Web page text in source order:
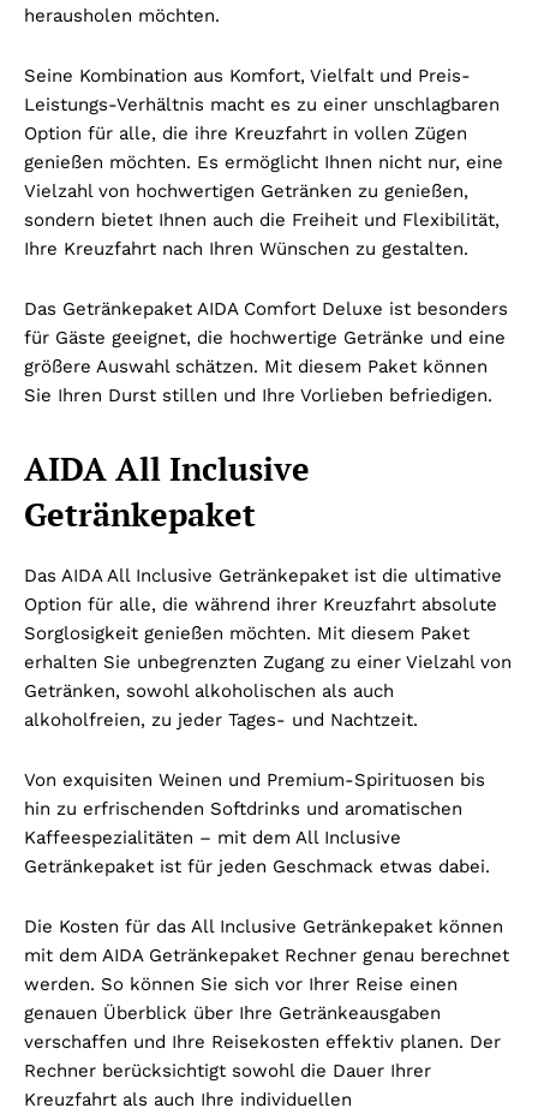
herausholen möchten.
Seine Kombination aus Komfort, Vielfalt und Preis-
Leistungs-Verhältnis macht es zu einer unschlagbaren
Option für alle, die ihre Kreuzfahrt in vollen Zügen
genießen möchten. Es ermöglicht Ihnen nicht nur, eine
Vielzahl von hochwertigen Getränken zu genießen,
sondern bietet Ihnen auch die Freiheit und Flexibilität,
Ihre Kreuzfahrt nach Ihren Wünschen zu gestalten.
Das Getränkepaket AIDA Comfort Deluxe ist besonders
für Gäste geeignet, die hochwertige Getränke und eine
größere Auswahl schätzen. Mit diesem Paket können
Sie Ihren Durst stillen und Ihre Vorlieben befriedigen.
AIDA All Inclusive
Getränkepaket
Das AIDA All Inclusive Getränkepaket ist die ultimative
Option für alle, die während ihrer Kreuzfahrt absolute
Sorglosigkeit genießen möchten. Mit diesem Paket
erhalten Sie unbegrenzten Zugang zu einer Vielzahl von
Getränken, sowohl alkoholischen als auch
alkoholfreien, zu jeder Tages- und Nachtzeit.
Von exquisiten Weinen und Premium-Spirituosen bis
hin zu erfrischenden Softdrinks und aromatischen
Kaffeespezialitäten – mit dem All Inclusive
Getränkepaket ist für jeden Geschmack etwas dabei.
Die Kosten für das All Inclusive Getränkepaket können
mit dem AIDA Getränkepaket Rechner genau berechnet
werden. So können Sie sich vor Ihrer Reise einen
genauen Überblick über Ihre Getränkeausgaben
verschaffen und Ihre Reisekosten effektiv planen. Der
Rechner berücksichtigt sowohl die Dauer Ihrer
Kreuzfahrt als auch Ihre individuellen